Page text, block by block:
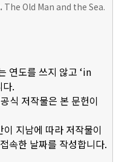
The Old Man and the Sea.
연도를 쓰지 않고 ‘in
다.
식 저작물은 본 문헌이
지남에 따라 저작물이
속한 날짜를 작성합니다.